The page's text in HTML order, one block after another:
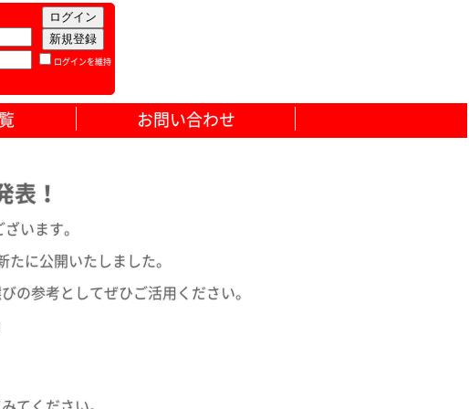
ログインを維持
お問い合わせ
表！
います。
に公開いたしました。
の参考としてぜひご活用ください。